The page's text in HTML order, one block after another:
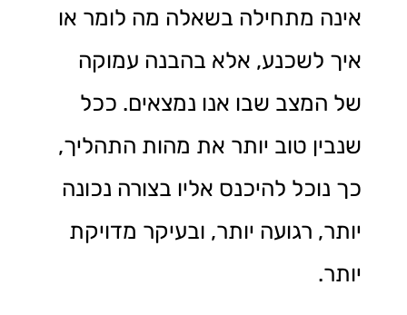
אינה מתחילה בשאלה מה לומר או
איך לשכנע, אלא בהבנה עמוקה
של המצב שבו אנו נמצאים. ככל
שנבין טוב יותר את מהות התהליך,
כך נוכל להיכנס אליו בצורה נכונה
יותר, רגועה יותר, ובעיקר מדויקת
יותר.